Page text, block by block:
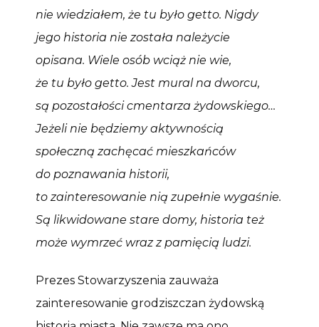
nie wiedziałem, że tu było getto. Nigdy
jego historia nie została należycie
opisana. Wiele osób wciąż nie wie,
że tu było getto. Jest mural na dworcu,
są pozostałości cmentarza żydowskiego…
Jeżeli nie będziemy aktywnością
społeczną zachęcać mieszkańców
do poznawania historii,
to zainteresowanie nią zupełnie wygaśnie.
Są likwidowane stare domy, historia też
może wymrzeć wraz z pamięcią ludzi.
Prezes Stowarzyszenia zauważa
zainteresowanie grodziszczan żydowską